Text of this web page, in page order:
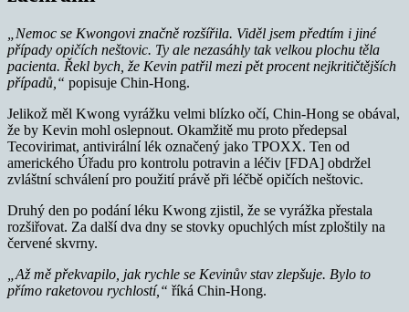
„Nemoc se Kwongovi značně rozšířila. Viděl jsem předtím i jiné
případy opičích neštovic. Ty ale nezasáhly tak velkou plochu těla
pacienta. Řekl bych, že Kevin patřil mezi pět procent nejkritičtějších
případů,“ popisuje Chin-Hong.
Jelikož měl Kwong vyrážku velmi blízko očí, Chin-Hong se obával,
že by Kevin mohl oslepnout. Okamžitě mu proto předepsal
Tecovirimat, antivirální lék označený jako TPOXX. Ten od
amerického Úřadu pro kontrolu potravin a léčiv [FDA] obdržel
zvláštní schválení pro použití právě při léčbě opičích neštovic.
Druhý den po podání léku Kwong zjistil, že se vyrážka přestala
rozšiřovat. Za další dva dny se stovky opuchlých míst zploštily na
červené skvrny.
„Až mě překvapilo, jak rychle se Kevinův stav zlepšuje. Bylo to
přímo raketovou rychlostí,“ říká Chin-Hong.